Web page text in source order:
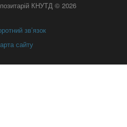
КНУТД © 2026
зв’язок
сайту